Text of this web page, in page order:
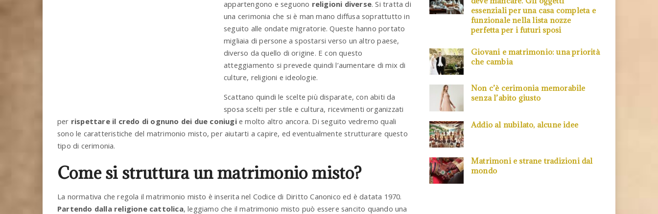
appartengono e seguono religioni diverse. Si tratta di
una cerimonia che si è man mano diffusa soprattutto in
seguito alle ondate migratorie. Queste hanno portato
migliaia di persone a spostarsi verso un altro paese,
diverso da quello di origine. E con questo
atteggiamento si prevede quindi l’aumentare di mix di
culture, religioni e ideologie.
Scattano quindi le scelte più disparate, con abiti da
sposa scelti per stile e cultura, ricevimenti organizzati
per rispettare il credo di ognuno dei due coniugie molto altro ancora. Di seguito vedremo quali
sono le caratteristiche del matrimonio misto, per aiutarti a capire, ed eventualmente strutturare questo
tipo di cerimonia.
Come si struttura un matrimonio misto?
La normativa che regola il matrimonio misto è inserita nel Codice di Diritto Canonico ed è datata 1970.
Partendo dalla religione cattolica, leggiamo che il matrimonio misto può essere sancito quando una
essenziali per una casa completa e
funzionale nella lista nozze
perfetta per i futuri sposi
Giovani e matrimonio: una priorità
che cambia
Non c’è cerimonia memorabile
senza l’abito giusto
Addio al nubilato, alcune idee
Matrimoni e strane tradizioni dal
mondo